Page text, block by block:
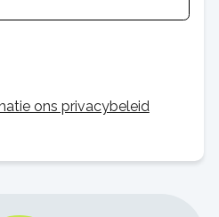
ons privacybeleid